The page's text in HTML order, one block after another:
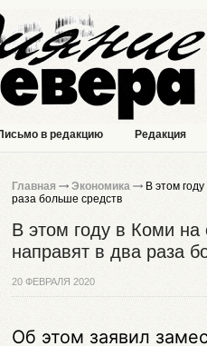
в редакцию Редакция
Главная Экономика
В этом
раза больше средств
В этом году в Коми на
направят в два раза
20 ФЕВРАЛЯ 2020
Об этом заявил